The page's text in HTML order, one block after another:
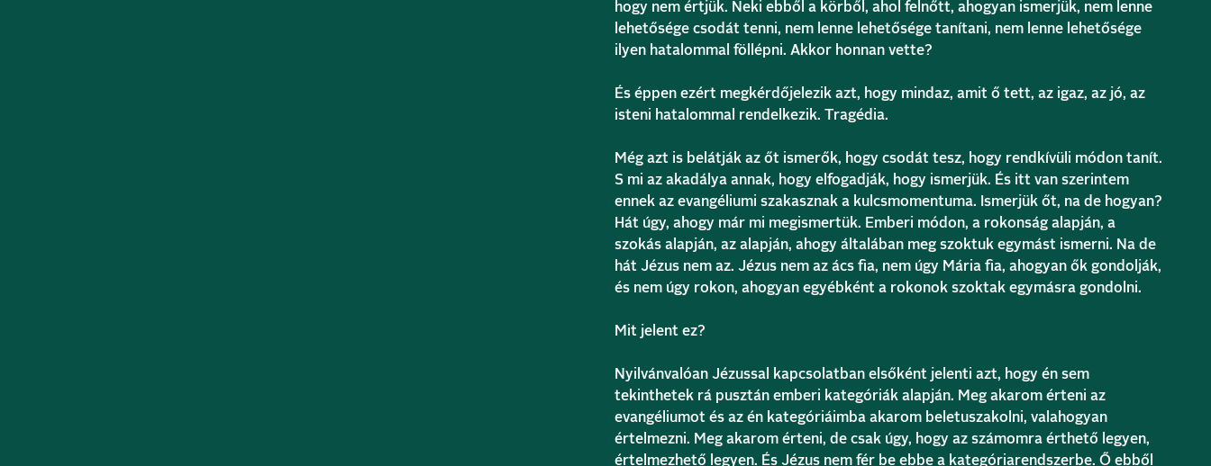
hogy nem értjük. Neki ebből a körből, ahol felnőtt, ahogyan ismerjük, nem lenne
lehetősége csodát tenni, nem lenne lehetősége tanítani, nem lenne lehetősége
ilyen hatalommal föllépni. Akkor honnan vette?
És éppen ezért megkérdőjelezik azt, hogy mindaz, amit ő tett, az igaz, az jó, az
isteni hatalommal rendelkezik. Tragédia.
Még azt is belátják az őt ismerők, hogy csodát tesz, hogy rendkívüli módon tanít.
S mi az akadálya annak, hogy elfogadják, hogy ismerjük. És itt van szerintem
ennek az evangéliumi szakasznak a kulcsmomentuma. Ismerjük őt, na de hogyan?
Hát úgy, ahogy már mi megismertük. Emberi módon, a rokonság alapján, a
szokás alapján, az alapján, ahogy általában meg szoktuk egymást ismerni. Na de
hát Jézus nem az. Jézus nem az ács fia, nem úgy Mária fia, ahogyan ők gondolják,
és nem úgy rokon, ahogyan egyébként a rokonok szoktak egymásra gondolni.
Mit jelent ez?
Nyilvánvalóan Jézussal kapcsolatban elsőként jelenti azt, hogy én sem
tekinthetek rá pusztán emberi kategóriák alapján. Meg akarom érteni az
evangéliumot és az én kategóriáimba akarom beletuszakolni, valahogyan
értelmezni. Meg akarom érteni, de csak úgy, hogy az számomra érthető legyen,
értelmezhető legyen. És Jézus nem fér be ebbe a kategóriarendszerbe. Ő ebből